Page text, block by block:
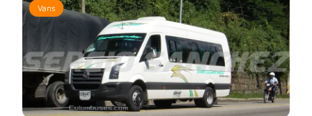
Vans